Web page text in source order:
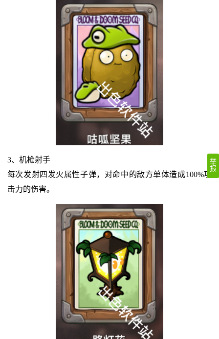
3、机枪射手
每次发射四发火属性子弹，对命中的敌方单体造成100%攻
击力的伤害。
举
报